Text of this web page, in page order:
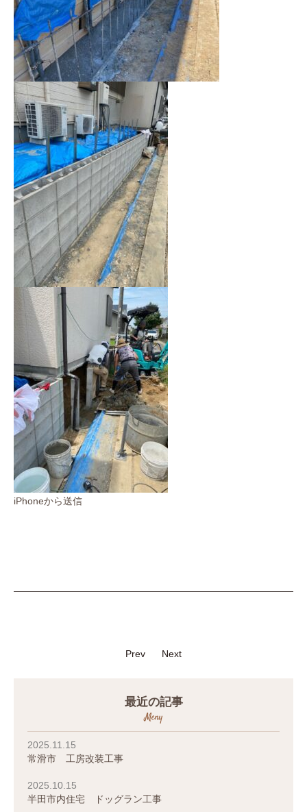
iPhoneから送信
Prev Next
最近の記事
Meny
2025.11.15
常滑市 工房改装工事
2025.10.15
半田市内住宅 ドッグラン工事